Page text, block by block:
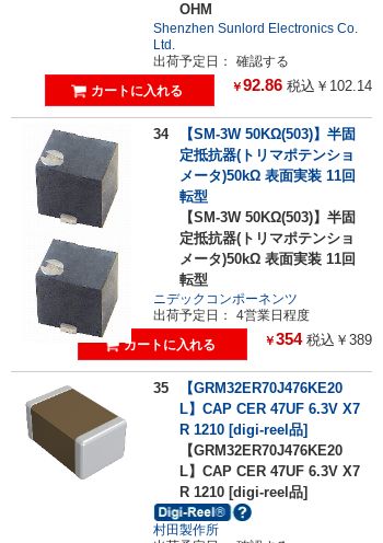
OHM
Shenzhen Sunlord Electronics Co.
Ltd.
出荷予定日：
確認する
￥92.86 税込￥102.14
34
【SM-3W 50KΩ(503)】半固
定抵抗器(トリマポテンショ
メータ)50kΩ 表面実装 11回
転型
【SM-3W 50KΩ(503)】半固
定抵抗器(トリマポテンショ
メータ)50kΩ 表面実装 11回
転型
ニデックコンポーネンツ
出荷予定日：
4営業日程度
￥354 税込￥389
35
【GRM32ER70J476KE20
L】CAP CER 47UF 6.3V X7
R 1210 [digi-reel品]
【GRM32ER70J476KE20
L】CAP CER 47UF 6.3V X7
R 1210 [digi-reel品]
村田製作所